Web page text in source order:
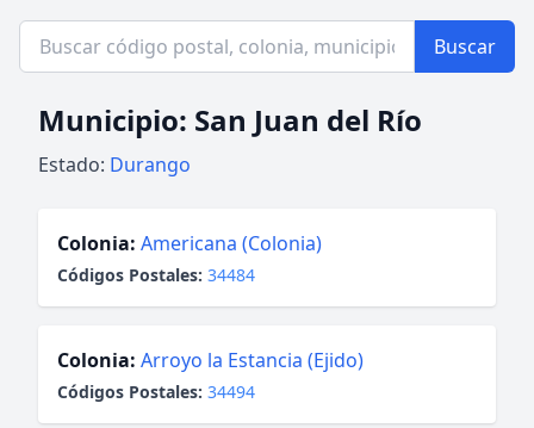
Buscar
Municipio: San Juan del Río
Estado: Durango
Colonia: Americana (Colonia)
Códigos Postales: 34484
Colonia: Arroyo la Estancia (Ejido)
Códigos Postales: 34494